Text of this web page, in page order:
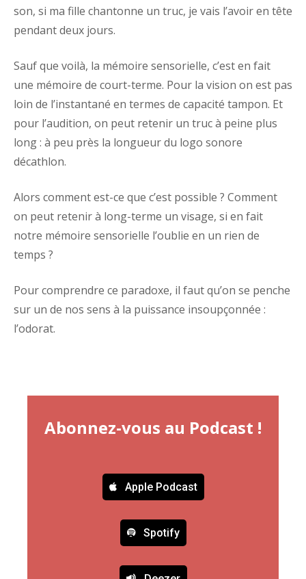
son, si ma fille chantonne un truc, je vais l’avoir en tête
pendant deux jours.
Sauf que voilà, la mémoire sensorielle, c’est en fait
une mémoire de court-terme. Pour la vision on est pas
loin de l’instantané en termes de capacité tampon. Et
pour l’audition, on peut retenir un truc à peine plus
long : à peu près la longueur du logo sonore
décathlon.
Alors comment est-ce que c’est possible ? Comment
on peut retenir à long-terme un visage, si en fait
notre mémoire sensorielle l’oublie en un rien de
temps ?
Pour comprendre ce paradoxe, il faut qu’on se penche
sur un de nos sens à la puissance insoupçonnée :
l’odorat.
Abonnez-vous au Podcast !
Apple Podcast
Spotify